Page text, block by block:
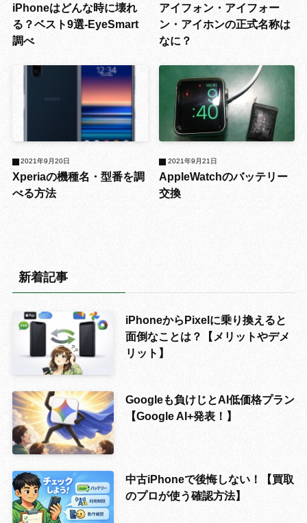
iPhoneはどんな時に壊れ
る？ベスト9選-EyeSmart
調べ
アイフォン・アイフォー
ン・アイホンの正式名称は
なに？
Xperiaの機種名・型番を調
べる方法
2021年9月20日
AppleWatchのバッテリー
交換
2021年9月21日
新着記事
iPhoneからPixelに乗り換えると
面倒なことは？【メリットやデメ
リット】
Googleも負けじとAI低価格プラン
【Google AI+発表！】
中古iPhoneで後悔しない！【買取
のプロが使う確認方法】